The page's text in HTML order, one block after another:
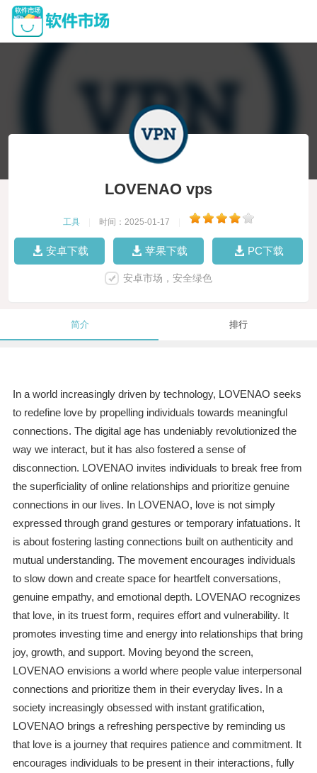
LOVENAO vps
工具 时间：2025-01-17
安卓下载 苹果下载 PC下载
安卓市场，安全绿色
简介 排行
In a world increasingly driven by technology, LOVENAO seeks
to redefine love by propelling individuals towards meaningful
connections. The digital age has undeniably revolutionized the
way we interact, but it has also fostered a sense of
disconnection. LOVENAO invites individuals to break free from
the superficiality of online relationships and prioritize genuine
connections in our lives. In LOVENAO, love is not simply
expressed through grand gestures or temporary infatuations. It
is about fostering lasting connections built on authenticity and
mutual understanding. The movement encourages individuals
to slow down and create space for heartfelt conversations,
genuine empathy, and emotional depth. LOVENAO recognizes
that love, in its truest form, requires effort and vulnerability. It
promotes investing time and energy into relationships that bring
joy, growth, and support. Moving beyond the screen,
LOVENAO envisions a world where people value interpersonal
connections and prioritize them in their everyday lives. In a
society increasingly obsessed with instant gratification,
LOVENAO brings a refreshing perspective by reminding us
that love is a journey that requires patience and commitment. It
encourages individuals to be present in their interactions, fully